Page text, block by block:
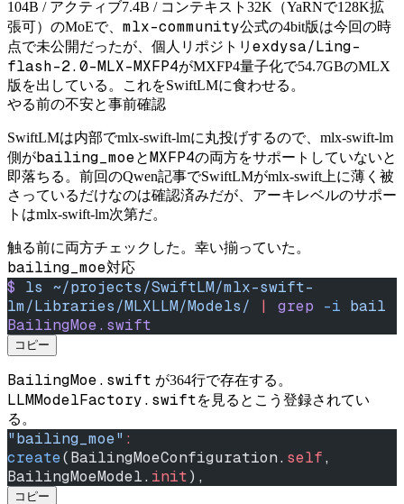
104B / アクティブ7.4B / コンテキスト32K（YaRNで128K拡
張可）のMoEで、 mlx-community公式の4bit版は今回の時
点で未公開だったが、個人リポジトリ exdysa/Ling-
flash-2.0-MLX-MXFP4がMXFP4量子化で54.7GBのMLX
版を出している。これをSwiftLMに食わせる。
やる前の不安と事前確認
SwiftLMは内部でmlx-swift-lmに丸投げするので、mlx-swift-lm
側がbailing_moeとMXFP4の両方をサポートしていないと
即落ちる。前回のQwen記事でSwiftLMがmlx-swift上に薄く被
さっているだけなのは確認済みだが、アーキレベルのサポー
トはmlx-swift-lm次第だ。
触る前に両方チェックした。幸い揃っていた。
bailing_moe対応
$ ls ~/projects/SwiftLM/mlx-swift-
lm/Libraries/MLXLLM/Models/ | grep -i bail
BailingMoe.swift
コピー
BailingMoe.swift が364行で存在する。
LLMModelFactory.swiftを見るとこう登録されてい
る。
"bailing_moe" :
create(BailingMoeConfiguration. self,
BailingMoeModel. init),
コピー